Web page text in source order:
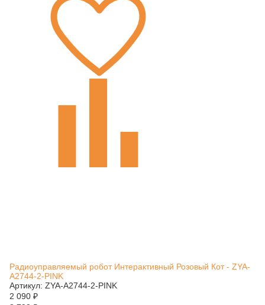
Радиоуправляемый робот Интерактивный Розовый Кот - ZYA-
A2744-2-PINK
Артикул: ZYA-A2744-2-PINK
2 090 ₽